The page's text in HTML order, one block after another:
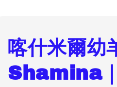
喀什米爾幼
Shamina